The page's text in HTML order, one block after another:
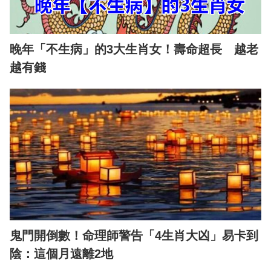
晚年「不生病」的3大生肖女！壽命超長 越老
越有錢
鬼門開倒數！命理師警告「4生肖大凶」易卡到
陰：這個月遠離2地